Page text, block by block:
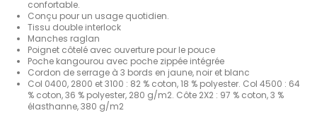
confortable.
Conçu pour un usage quotidien.
Tissu double interlock
Manches raglan
Poignet côtelé avec ouverture pour le pouce
Poche kangourou avec poche zippée intégrée
Cordon de serrage à 3 bords en jaune, noir et blanc
Col 0400, 2800 et 3100 : 82 % coton, 18 % polyester. Col 4500 : 64
% coton, 36 % polyester, 280 g/m2. Côte 2X2 : 97 % coton, 3 %
élasthanne, 380 g/m2